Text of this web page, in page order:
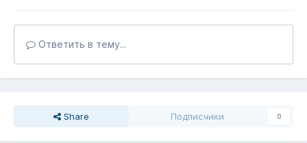
Ответить в тему...
Share Подписчики 0